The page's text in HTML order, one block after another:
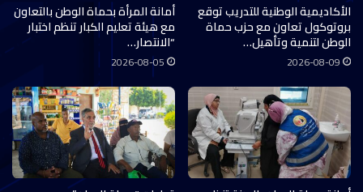
الأكاديمية الوطنية للتدريب توقع
بروتوكول تعاون مع حزب حماة
الوطن لتنمية وتأهيل…
2026-08-09
أمانة المرأة بحماة الوطن بالتعاون
مع هيئة تعليم الكبار تنظم اختبار
“الانتصار…
2026-08-05